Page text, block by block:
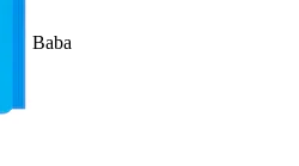
Baba